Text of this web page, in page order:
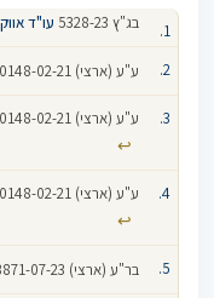
בג"ץ 5328-23 עו"ד
ע"ע (ארצי) 30148-02-21
ע"ע (ארצי) 30148-02-21
↩
ע"ע (ארצי) 30148-02-21
↩
בר"ע (ארצי) 53871-07-23